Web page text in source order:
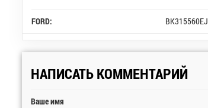
FORD: BK315560EJ
НАПИСАТЬ КОММЕНТАРИЙ
Ваше имя